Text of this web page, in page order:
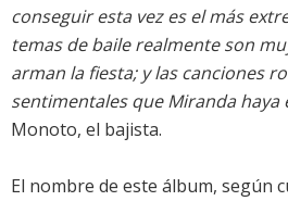
conseguir esta vez es el más
temas de baile realmente son
arman la fiesta; y las canciones
sentimentales que Miranda haya
Monoto, el bajista.
El nombre de este álbum, según